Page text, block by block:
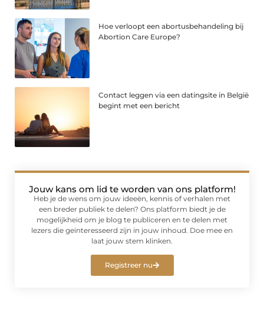
Hoe verloopt een abortusbehandeling bij
Abortion Care Europe?
Contact leggen via een datingsite in België
begint met een bericht
Jouw kans om lid te worden van ons platform!
Heb je de wens om jouw ideeën, kennis of verhalen met
een breder publiek te delen? Ons platform biedt je de
mogelijkheid om je blog te publiceren en te delen met
lezers die geïnteresseerd zijn in jouw inhoud. Doe mee en
laat jouw stem klinken.
Registreer nu